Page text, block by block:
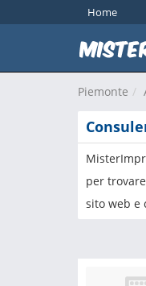
Home
Piemonte
per
sito web e